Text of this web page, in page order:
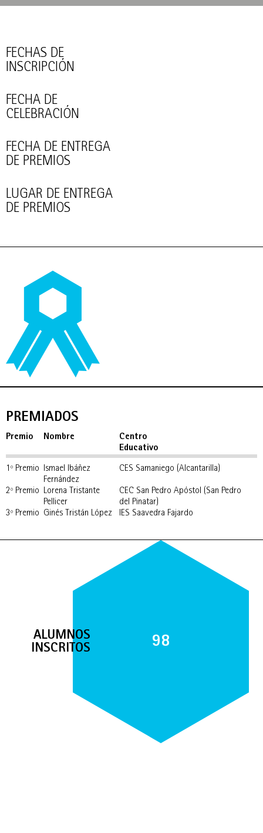
FECHAS DE
INSCRIPCIÓN
FECHA DE
CELEBRACIÓN
FECHA DE ENTREGA
DE PREMIOS
LUGAR DE ENTREGA
DE PREMIOS
PREMIADOS
Premio Nombre
Centro
Educativo
1º Premio Ismael Ibáñez
Fernández
CES Samaniego (Alcantarilla)
2º Premio Lorena Tristante
Pellicer
CEC San Pedro Apóstol (San Pedro
del Pinatar)
3º Premio Ginés Tristán López IES Saavedra Fajardo
98
ALUMNOS
INSCRITOS